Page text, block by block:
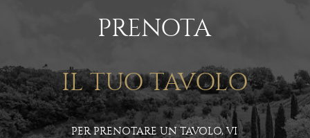
PRENOTA
IL TUO TAVOLO
PER PRENOTARE UN TAVOLO, VI